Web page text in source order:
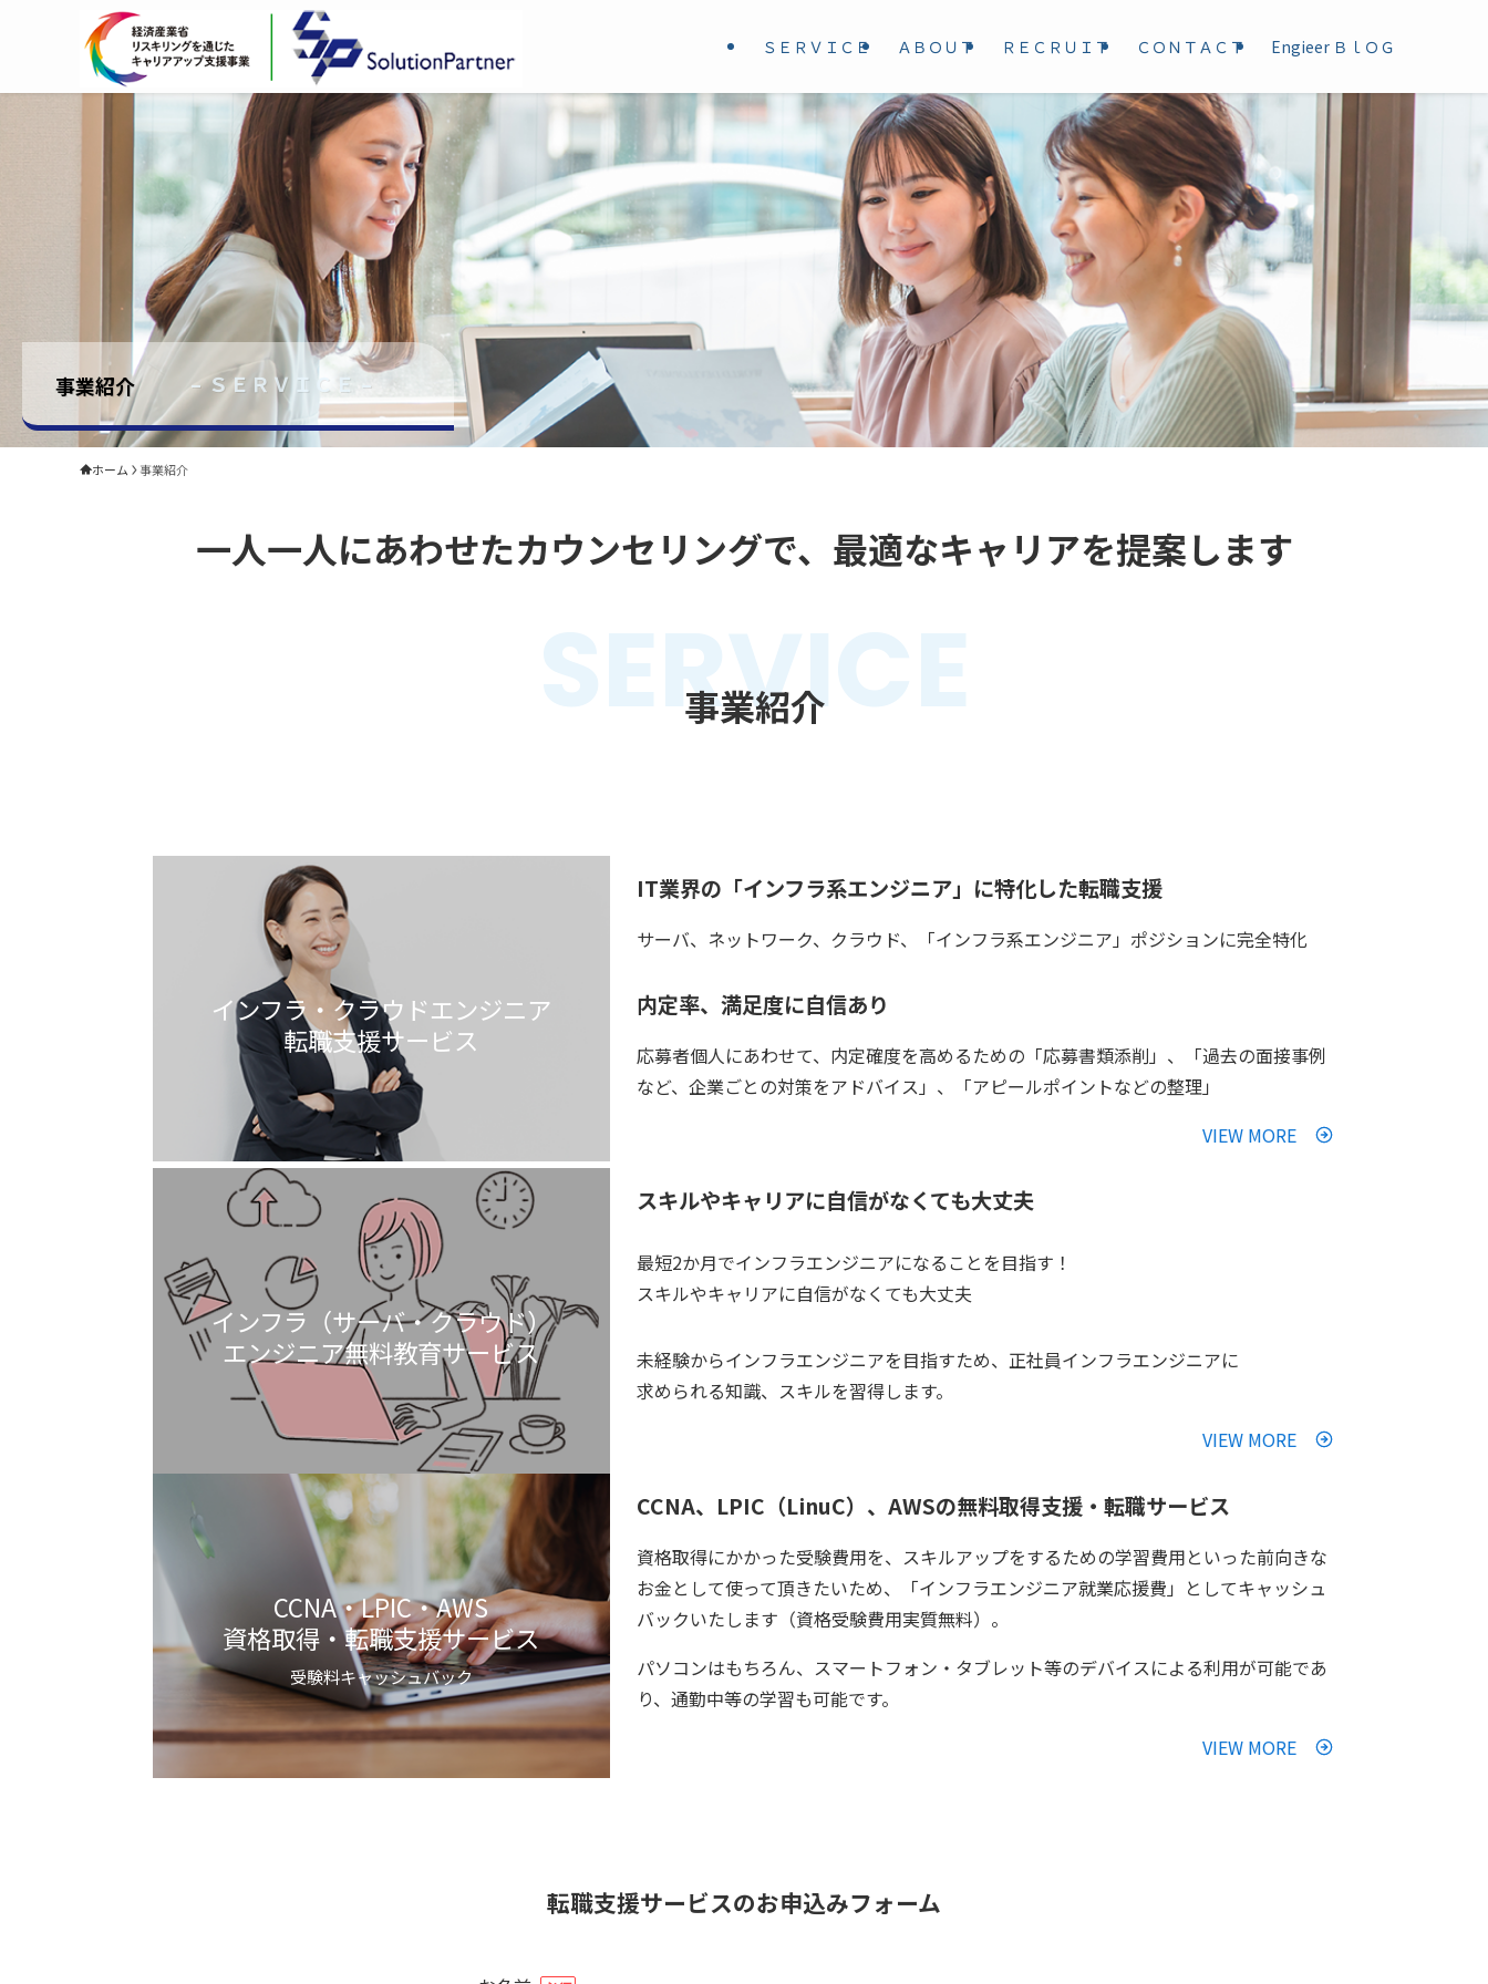
ＳＥＲＶＩＣＥ ＡＢＯＵＴ ＲＥＣＲＵＩＴ ＣＯＮＴＡＣＴ Engieer ＢｌＯＧ
事業紹介 – ＳＥＲＶＩＣＥ –
ホーム 事業紹介
一人一人にあわせたカウンセリングで、 最適なキャリアを提案します
SERVICE
事業紹介
インフラ・クラウドエンジニア
転職支援サービス
IT業界の「インフラ系エンジニア」に特化した転職支援
サーバ、ネットワーク、クラウド、「インフラ系エンジニア」ポジションに完全特化
内定率、満足度に自信あり
応募者個人にあわせて、内定確度を高めるための「応募書類添削」、「過去の面接事例
など、企業ごとの対策をアドバイス」、「アピールポイントなどの整理」
VIEW MORE
インフラ（サーバ・クラウド）
エンジニア無料教育サービス
スキルやキャリアに自信がなくても大丈夫
最短2か月でインフラエンジニアになることを目指す！
スキルやキャリアに自信がなくても大丈夫
未経験からインフラエンジニアを目指すため、正社員インフラエンジニアに
求められる知識、スキルを習得します。
VIEW MORE
CCNA・LPIC・AWS
資格取得・転職支援サービス
受験料キャッシュバック
CCNA、LPIC（LinuC）、AWSの無料取得支援・転職サービス
資格取得にかかった受験費用を、スキルアップをするための学習費用といった前向きな
お金として使って頂きたいため、「インフラエンジニア就業応援費」としてキャッシュ
バックいたします（資格受験費用実質無料）。
パソコンはもちろん、スマートフォン・タブレット等のデバイスによる利用が可能であ
り、通勤中等の学習も可能です。
VIEW MORE
転職支援サービスのお申込みフォーム